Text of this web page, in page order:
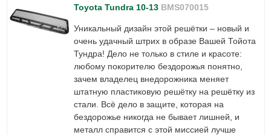
Toyota Tundra 10-13 BMS070015
Уникальный дизайн этой решётки – новый и
очень удачный штрих в образе Вашей Тойота
Тундра! Дело не только в стиле и красоте:
любому покорителю бездорожья понятно,
зачем владелец внедорожника меняет
штатную пластиковую решётку на решётку из
стали. Всё дело в защите, которая на
бездорожье никогда не бывает лишней, и
металл справится с этой миссией лучше